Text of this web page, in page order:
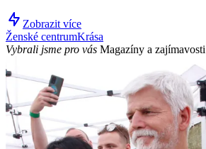
Zobrazit více
Ženské centrumKrása
Vybrali jsme pro vás Magazíny a zajímavosti